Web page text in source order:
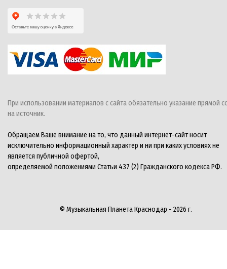
При использовании материалов с сайта обязательно указание прямой
на источник.
Обращаем Ваше внимание на то, что данный интернет-сайт носит
исключительно информационный характер и ни при каких условиях не
является публичной офертой,
определяемой положениями Статьи 437 (2) Гражданского кодекса РФ.
© Музыкальная Планета Краснодар - 2026 г.